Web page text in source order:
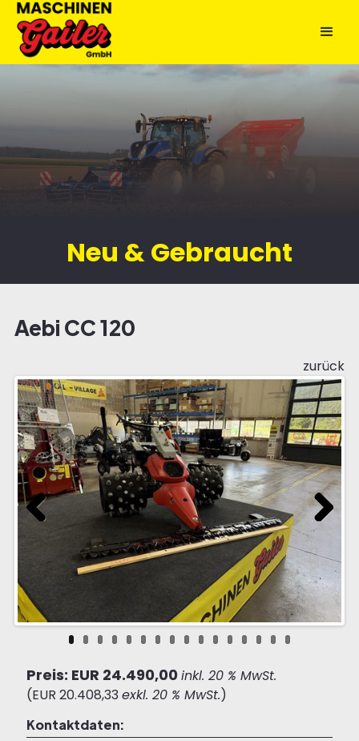
Neu & Gebraucht
Aebi CC 120
zurück
Previous Next
Preis: EUR 24.490,00 inkl. 20 % MwSt.
(EUR 20.408,33 exkl. 20 % MwSt.)
Kontaktdaten: